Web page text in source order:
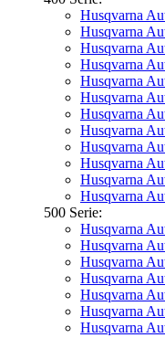
Husqvarna
Husqvarna
Husqvarna
Husqvarna
Husqvarna
Husqvarna
Husqvarna
Husqvarna
Husqvarna
Husqvarna
Husqvarna
Husqvarna
500 Serie:
Husqvarna
Husqvarna
Husqvarna
Husqvarna
Husqvarna
Husqvarna
Husqvarna